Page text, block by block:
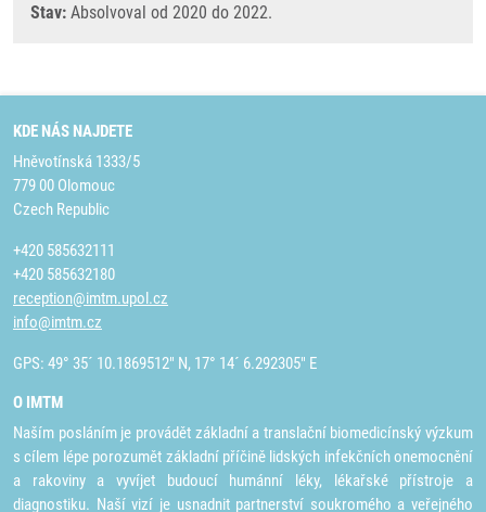
Stav: Absolvoval od 2020 do 2022.
KDE NÁS NAJDETE
Hněvotínská 1333/5
779 00 Olomouc
Czech Republic
+420 585632111
+420 585632180
reception@imtm.upol.cz
info@imtm.cz
GPS: 49° 35´ 10.1869512" N, 17° 14´ 6.292305" E
O IMTM
Naším posláním je provádět základní a translační biomedicínský výzkum
s cílem lépe porozumět základní příčině lidských infekčních onemocnění
a rakoviny a vyvíjet budoucí humánní léky, lékařské přístroje a
diagnostiku. Naší vizí je usnadnit partnerství soukromého a veřejného